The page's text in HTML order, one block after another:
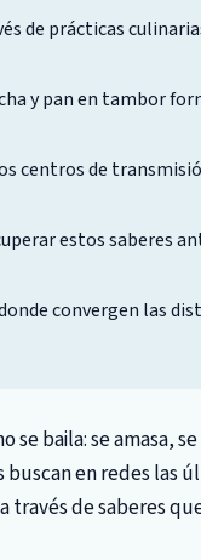
de prácticas
y pan en tambor
centros de
estos saberes
convergen las
se baila: se amasa,
en redes las
través de saberes